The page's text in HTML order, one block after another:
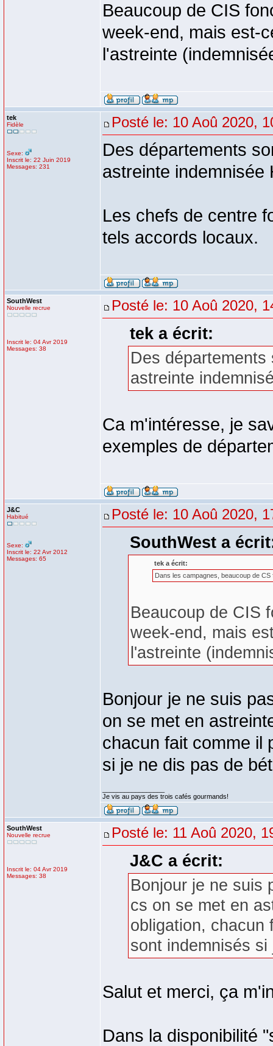
Beaucoup de CIS
week-end, mais est-
l'astreinte
tek
Fidèle
Sexe:
Inscrit le: 22 Juin 2019
Messages: 231
Posté le: 10 Aoû 2020,
Des départements
astreinte indemnisée
Les chefs de centre
tels accords locaux.
SouthWest
Nouvelle recrue
Inscrit le: 04 Avr 2019
Messages: 38
Posté le: 10 Aoû 2020,
tek a écrit:
Des
astreinte
Ca m'intéresse, je
exemples de
J&C
Habitué
Sexe:
Inscrit le: 22 Avr 2012
Messages: 65
Posté le: 10 Aoû 2020,
SouthWest a
tek a écrit:
Dans les campagnes, beaucoup de
Beaucoup de CIS
week-end, mais
l'astreinte
Bonjour je ne suis
on se met en
chacun fait comme il
si je ne dis pas de
Je vis au pays des trois cafés gourmands!
SouthWest
Nouvelle recrue
Inscrit le: 04 Avr 2019
Messages: 38
Posté le: 11 Aoû 2020,
J&C a écrit:
Bonjour je ne suis
cs on se met en
obligation, chacun
sont indemnisés
Salut et merci, ça
Dans la disponibilité